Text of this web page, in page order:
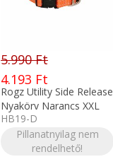
5.990 Ft
4.193 Ft
Rogz Utility Side Release
Nyakörv Narancs XXL
HB19-D
Pillanatnyilag nem
rendelhető!